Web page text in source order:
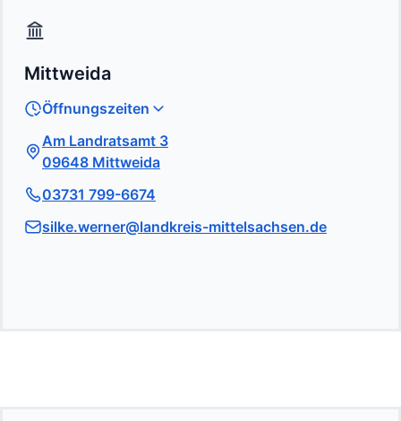
Mittweida
Öffnungszeiten
Am Landratsamt 3
09648 Mittweida
03731 799-6674
silke.werner@landkreis-mittelsachsen.de